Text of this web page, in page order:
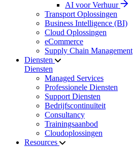
AI voor Verhuur
Transport Oplossingen
Business Intelligence (BI)
Cloud Oplossingen
eCommerce
Supply Chain Management
Diensten
Diensten
Managed Services
Professionele Diensten
Support Diensten
Bedrijfscontinuïteit
Consultancy
Trainingsaanbod
Cloudoplossingen
Resources